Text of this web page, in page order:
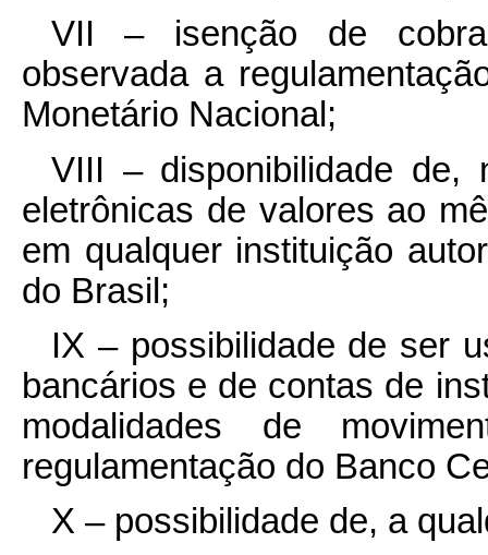
VII – isenção de
observada a
Monetário Nacional;
VIII – disponibilidade de,
eletrônicas de valores ao
em qualquer instituição
do Brasil;
IX – possibilidade de ser
bancários e de contas de
modalidades de
regulamentação do Banco
X – possibilidade de, a